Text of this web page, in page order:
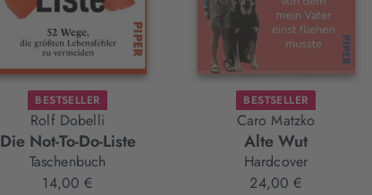
BESTSELLER
Rolf Dobelli
Die Not-To-Do-Liste
Taschenbuch
14,00 €
BESTSELLER
Caro Matzko
Alte Wut
Hardcover
24,00 €